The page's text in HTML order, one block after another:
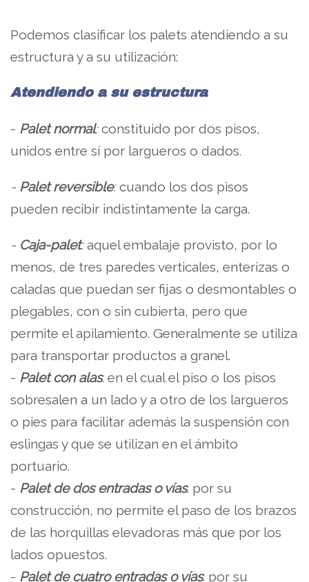
Podemos clasificar los palets atendiendo a su
estructura y a su utilización:
Atendiendo a su estructura
- Palet normal:constituido por dos pisos,
unidos entre sí por largueros o dados.
- Palet reversible:cuando los dos pisos
pueden recibir indistintamente la carga.
- Caja-palet:aquel embalaje provisto, por lo
menos, de tres paredes verticales, enterizas o
caladas que puedan ser fijas o desmontables o
plegables, con o sin cubierta, pero que
permite el apilamiento. Generalmente se utiliza
para transportar productos a granel.
- Palet con alas: en el cual el piso o los pisos
sobresalen a un lado y a otro de los largueros
o pies para facilitar además la suspensión con
eslingas y que se utilizan en el ámbito
portuario.
- Palet de dos entradas o vías: por su
construcción, no permite el paso de los brazos
de las horquillas elevadoras más que por los
lados opuestos.
- Palet de cuatro entradas o vías: por su